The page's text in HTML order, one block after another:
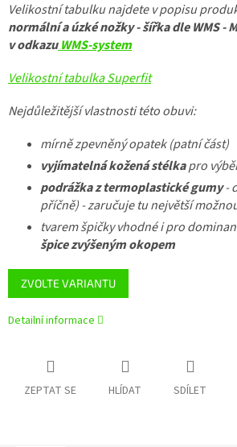
ZVOLTE VARIANTU
Velikostní tabulku najdete v popisu
normální a úzké nožky - šířka dle WMS -
v odkazuWMS-system
Velikostní tabulka Superfit
Nejdůležitější vlastnosti této obuvi:
mírně zpevněný opatek (patní část)
vyjímatelná kožená stélkapro
podrážka z termoplastické gumy-
příčně) - zaručuje tu největší
tvarem špičky vhodné i pro
špice zvýšeným okopem
Detailní informace
ZEPTAT SE HLÍDAT SDÍLET